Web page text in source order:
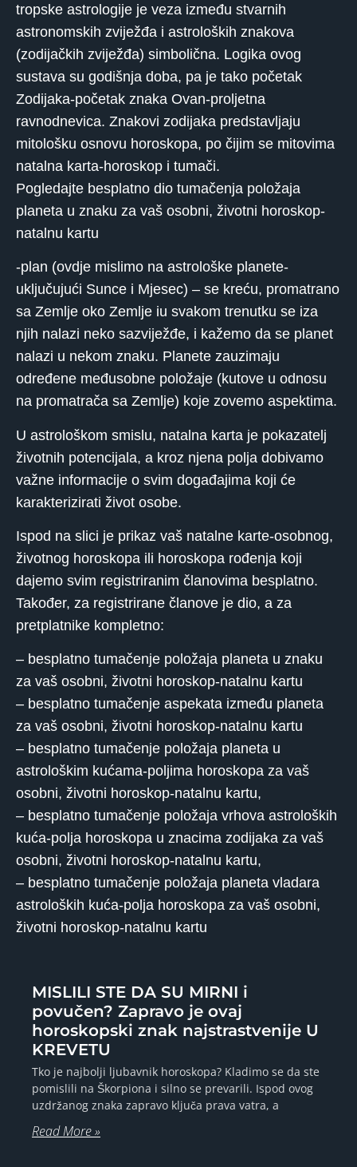
tropske astrologije je veza između stvarnih
astronomskih zviježđa i astroloških znakova
(zodijačkih zviježđa) simbolična. Logika ovog
sustava su godišnja doba, pa je tako početak
Zodijaka-početak znaka Ovan-proljetna
ravnodnevica. Znakovi zodijaka predstavljaju
mitološku osnovu horoskopa, po čijim se mitovima
natalna karta-horoskop i tumači.
Pogledajte besplatno dio tumačenja položaja
planeta u znaku za vaš osobni, životni horoskop-
natalnu kartu
-plan (ovdje mislimo na astrološke planete-
uključujući Sunce i Mjesec) – se kreću, promatrano
sa Zemlje oko Zemlje iu svakom trenutku se iza
njih nalazi neko sazviježđe, i kažemo da se planet
nalazi u nekom znaku. Planete zauzimaju
određene međusobne položaje (kutove u odnosu
na promatrača sa Zemlje) koje zovemo aspektima.
U astrološkom smislu, natalna karta je pokazatelj
životnih potencijala, a kroz njena polja dobivamo
važne informacije o svim događajima koji će
karakterizirati život osobe.
Ispod na slici je prikaz vaš natalne karte-osobnog,
životnog horoskopa ili horoskopa rođenja koji
dajemo svim registriranim članovima besplatno.
Također, za registrirane članove je dio, a za
pretplatnike kompletno:
– besplatno tumačenje položaja planeta u znaku
za vaš osobni, životni horoskop-natalnu kartu
– besplatno tumačenje aspekata između planeta
za vaš osobni, životni horoskop-natalnu kartu
– besplatno tumačenje položaja planeta u
astrološkim kućama-poljima horoskopa za vaš
osobni, životni horoskop-natalnu kartu,
– besplatno tumačenje položaja vrhova astroloških
kuća-polja horoskopa u znacima zodijaka za vaš
osobni, životni horoskop-natalnu kartu,
– besplatno tumačenje položaja planeta vladara
astroloških kuća-polja horoskopa za vaš osobni,
životni horoskop-natalnu kartu
MISLILI STE DA SU MIRNI i
povučen? Zapravo je ovaj
horoskopski znak najstrastvenije U
KREVETU
Tko je najbolji ljubavnik horoskopa? Kladimo se da ste
pomislili na Škorpiona i silno se prevarili. Ispod ovog
uzdržanog znaka zapravo ključa prava vatra, a
Read More »